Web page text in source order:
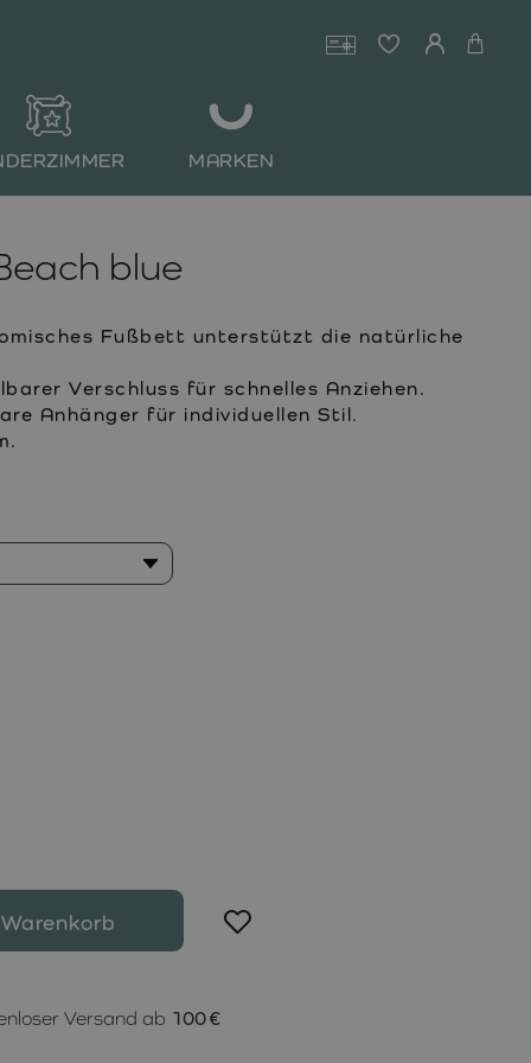
MARKEN
blue
Fußbett unterstützt die natürliche
Verschluss für schnelles Anziehen.
Anhänger für individuellen Stil.
Versand ab 100 €